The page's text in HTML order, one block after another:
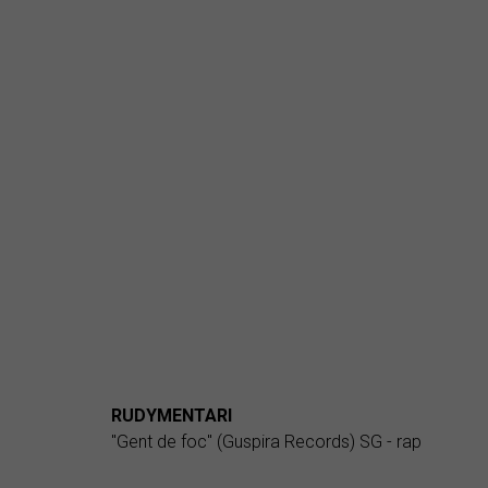
RUDYMENTARI
"Gent de foc" (Guspira Records) SG - rap